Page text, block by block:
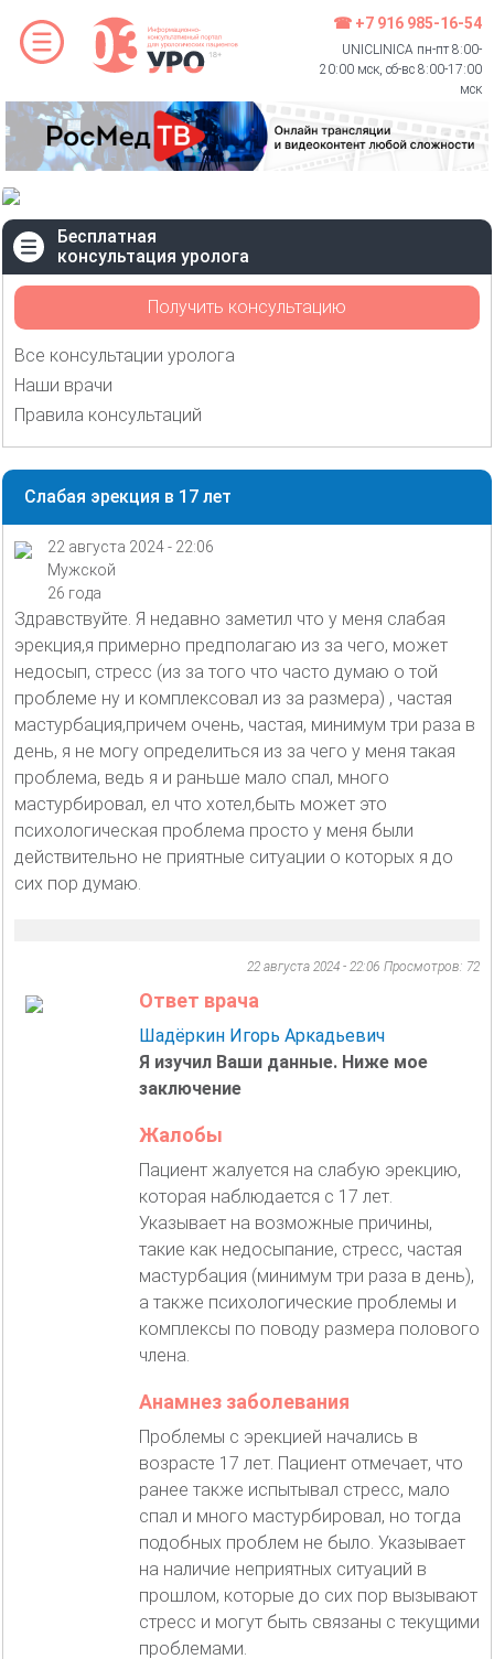
☎ +7 916 985-16-54
UNICLINICA пн-пт 8:00-
20:00 мск, сб-вс 8:00-17:00
мск
Бесплатная
консультация уролога
Получить консультацию
Все консультации уролога
Наши врачи
Правила консультаций
Слабая эрекция в 17 лет
22 августа 2024 - 22:06
Мужской
26 года
Здравствуйте. Я недавно заметил что у меня слабая
эрекция,я примерно предполагаю из за чего, может
недосып, стресс (из за того что часто думаю о той
проблеме ну и комплексовал из за размера) , частая
мастурбация,причем очень, частая, минимум три раза в
день, я не могу определиться из за чего у меня такая
проблема, ведь я и раньше мало спал, много
мастурбировал, ел что хотел,быть может это
психологическая проблема просто у меня были
действительно не приятные ситуации о которых я до
сих пор думаю.
22 августа 2024 - 22:06 Просмотров: 72
Ответ врача
Шадёркин Игорь Аркадьевич
Я изучил Ваши данные. Ниже мое
заключение
Жалобы
Пациент жалуется на слабую эрекцию,
которая наблюдается с 17 лет.
Указывает на возможные причины,
такие как недосыпание, стресс, частая
мастурбация (минимум три раза в день),
а также психологические проблемы и
комплексы по поводу размера полового
члена.
Анамнез заболевания
Проблемы с эрекцией начались в
возрасте 17 лет. Пациент отмечает, что
ранее также испытывал стресс, мало
спал и много мастурбировал, но тогда
подобных проблем не было. Указывает
на наличие неприятных ситуаций в
прошлом, которые до сих пор вызывают
стресс и могут быть связаны с текущими
проблемами.